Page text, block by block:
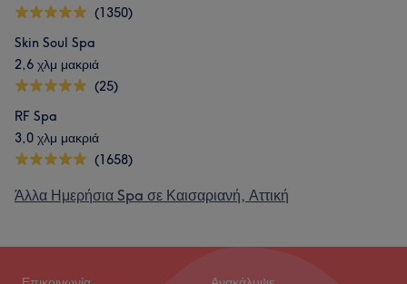
(1350)
Skin Soul Spa
2,6 χλμ μακριά
(25)
RF Spa
3,0 χλμ μακριά
(1658)
Άλλα Ημερήσια Spa σε Καισαριανή, Αττική